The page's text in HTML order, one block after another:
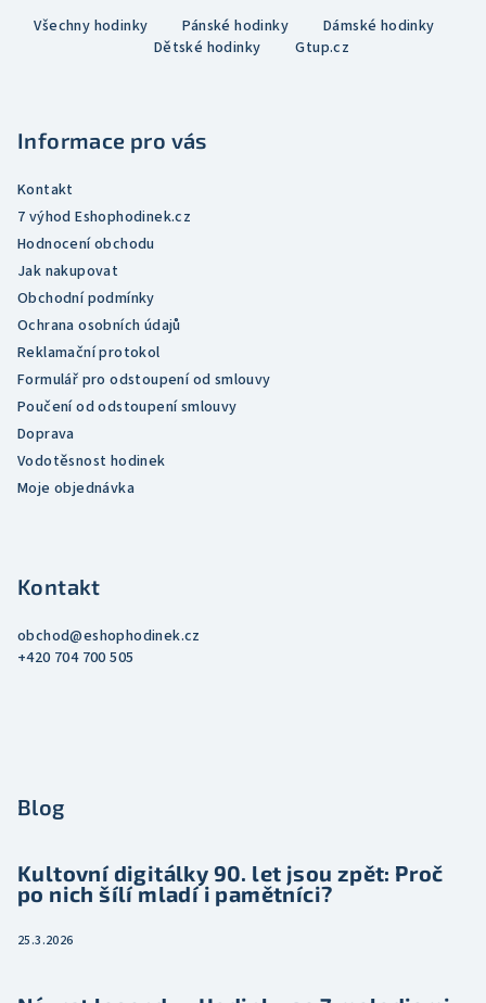
hvězdiček.
Všechny hodinky Pánské hodinky
Dámské hodinky
Dětské hodinky
Gtup.cz
Informace pro vás
Kontakt
7 výhod Eshophodinek.cz
Hodnocení obchodu
Jak nakupovat
Obchodní podmínky
Ochrana osobních údajů
Reklamační protokol
Formulář pro odstoupení od smlouvy
Poučení od odstoupení smlouvy
Doprava
Vodotěsnost hodinek
Moje objednávka
Kontakt
obchod@eshophodinek.cz
+420 704 700 505
Blog
Kultovní digitálky 90. let jsou zpět: Proč
po nich šílí mladí i pamětníci?
25.3.2026